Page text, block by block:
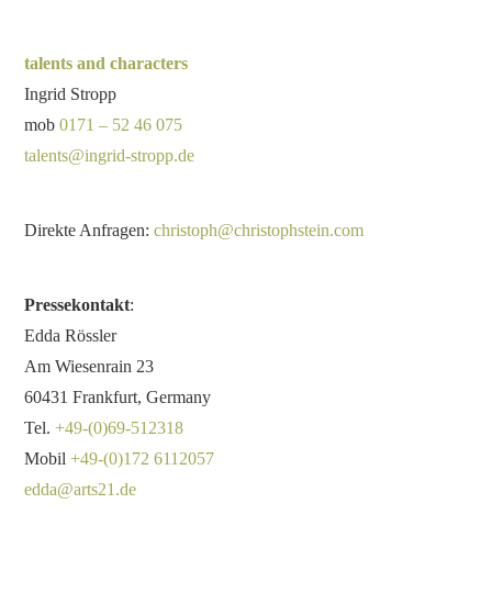
talents and characters
Ingrid Stropp
mob0171 – 52 46 075
talents@ingrid-stropp.de
Direkte Anfragen:christoph@christophstein.com
Pressekontakt:
Edda Rössler
Am Wiesenrain 23
60431 Frankfurt, Germany
Tel.+49-(0)69-512318
Mobil+49-(0)172 6112057
edda@arts21.de